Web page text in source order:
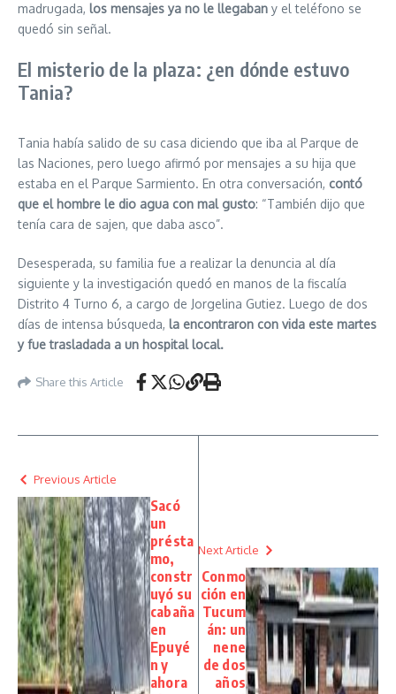
madrugada, los mensajes ya no le llegaban y el teléfono se
quedó sin señal.
El misterio de la plaza: ¿en dónde estuvo
Tania?
Tania había salido de su casa diciendo que iba al Parque de
las Naciones, pero luego afirmó por mensajes a su hija que
estaba en el Parque Sarmiento. En otra conversación, contó
que el hombre le dio agua con mal gusto: “También dijo que
tenía cara de sajen, que daba asco”.
Desesperada, su familia fue a realizar la denuncia al día
siguiente y la investigación quedó en manos de la fiscalía
Distrito 4 Turno 6, a cargo de Jorgelina Gutiez. Luego de dos
días de intensa búsqueda, la encontraron con vida este martes
y fue trasladada a un hospital local.
Share this Article
Previous Article
Sacó
un
présta
mo,
constr
uyó su
cabaña
en
Epuyé
n y
ahora
Next Article
Conmo
ción en
Tucum
án: un
nene
de dos
años